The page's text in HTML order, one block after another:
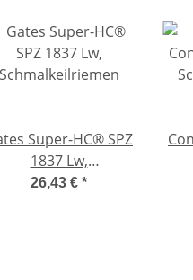
Super-HC® SPZ
1837 Lw,
Schmalkeilriemen
26,43 € *